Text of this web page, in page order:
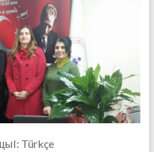
Türkçe